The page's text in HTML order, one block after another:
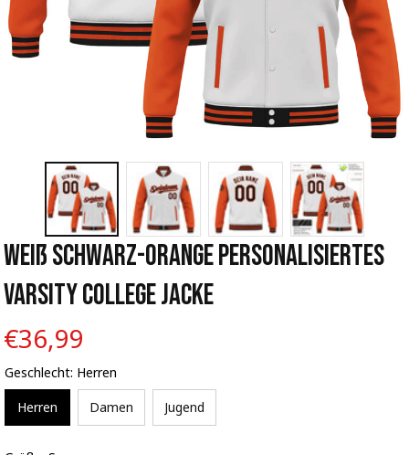
Weiß Schwarz-Orange Personalisiertes
Varsity College Jacke
€36,99
Geschlecht: Herren
Herren Damen Jugend